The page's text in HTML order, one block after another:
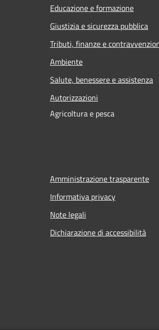
Educazione e formazione
Giustizia e sicurezza pubblica
Tributi, finanze e
Ambiente
Salute, benessere e assistenza
Autorizzazioni
Agricoltura e pesca
Amministrazione trasparente
Informativa privacy
Note legali
Dichiarazione di accessibilità